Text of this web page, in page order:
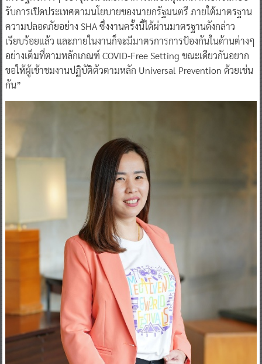
งาน Awakening Bangkok เพื่อช่วยฟื้นคืนชีวิตท่องเที่ยวและ
เศรษฐกิจต่างๆ ของชุมชน และต้องการสนับสนุนให้ภาคเอกชนตอบ
รับการเปิดประเทศตามนโยบายของนายกรัฐมนตรี ภายใต้มาตรฐาน
ความปลอดภัยอย่าง SHA ซึ่งงานครั้งนี้ได้ผ่านมาตรฐานดังกล่าว
เรียบร้อยแล้ว และภายในงานก็จะมีมาตรการการป้องกันในด้านต่างๆ
อย่างเต็มที่ตามหลักเกณฑ์ COVID-Free Setting ขณะเดียวกันอยาก